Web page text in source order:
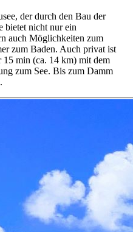
der durch den Bau der
bietet nicht nur ein
auch Möglichkeiten zum
zum Baden. Auch privat ist
15 min (ca. 14 km) mit dem
zum See. Bis zum Damm